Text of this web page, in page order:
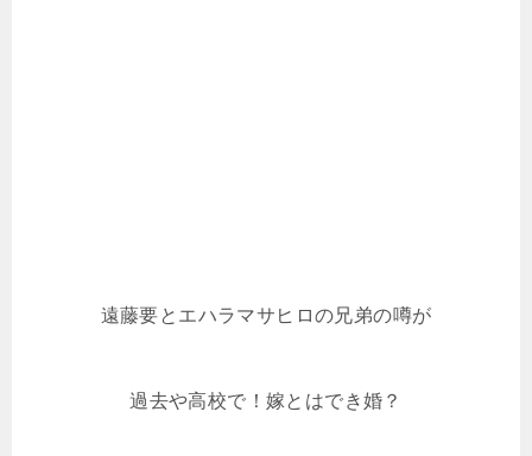
遠藤要とエハラマサヒロの兄弟の噂が
過去や高校で！嫁とはでき婚？